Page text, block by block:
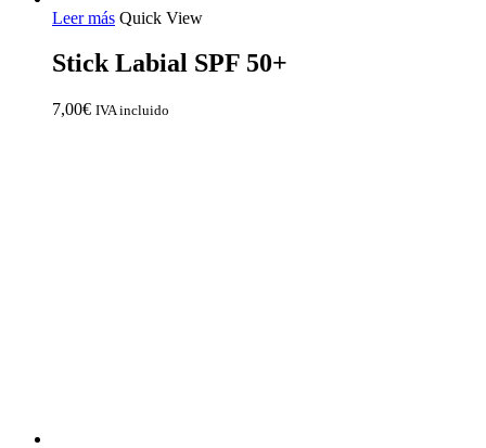
Leer más Quick View
Stick Labial SPF 50+
7,00€ IVA incluido